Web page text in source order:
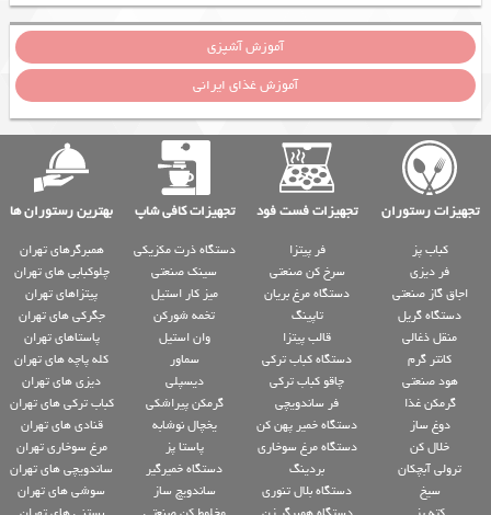
آموزش آشپزی
آموزش غذای ایرانی
تجهیزات رستوران تجهیزات فست فود تجهیزات کافی شاپ بهترین رستوران ها
کباب پز
فر دیزی
اجاق گاز صنعتی
دستگاه گریل
منقل ذغالی
کانتر گرم
هود صنعتی
گرمکن غذا
دوغ ساز
خلال کن
ترولی آبچکان
سیخ
فر پیتزا
سرخ کن صنعتی
دستگاه مرغ بریان
تاپینگ
قالب پیتزا
دستگاه کباب ترکی
چاقو کباب ترکی
فر ساندویچی
دستگاه خمیر پهن کن
دستگاه مرغ سوخاری
بردینگ
دستگاه بلال تنوری
دستگاه ذرت مکزیکی
سینک صنعتی
میز کار استیل
تخمه شورکن
وان استیل
سماور
دیسپلی
گرمکن پیراشکی
یخچال نوشابه
پاستا پز
دستگاه خمیرگیر
ساندویچ ساز
همبرگرهای تهران
چلوکبابی های تهران
پیتزاهای تهران
جگرکی های تهران
پاستاهای تهران
کله پاچه های تهران
دیزی های تهران
کباب ترکی های تهران
قنادی های تهران
مرغ سوخاری تهران
ساندویچی های تهران
سوشی های تهران